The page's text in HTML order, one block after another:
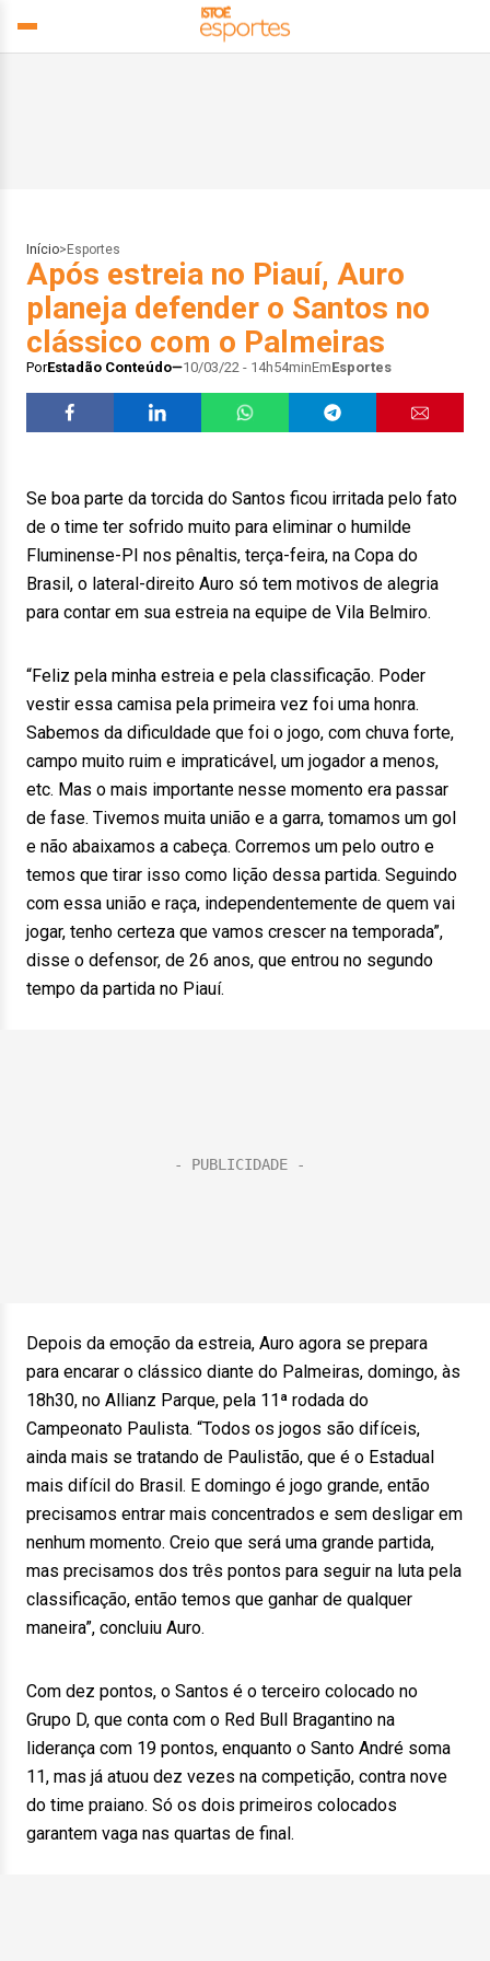
Início> Esportes
Após estreia no Piauí, Auro
planeja defender o Santos no
clássico com o Palmeiras
PorEstadão Conteúdo 10/03/22 - 14h54minEmEsportes
Se boa parte da torcida do Santos ficou irritada pelo fato
de o time ter sofrido muito para eliminar o humilde
Fluminense-PI nos pênaltis, terça-feira, na Copa do
Brasil, o lateral-direito Auro só tem motivos de alegria
para contar em sua estreia na equipe de Vila Belmiro.
“Feliz pela minha estreia e pela classificação. Poder
vestir essa camisa pela primeira vez foi uma honra.
Sabemos da dificuldade que foi o jogo, com chuva forte,
campo muito ruim e impraticável, um jogador a menos,
etc. Mas o mais importante nesse momento era passar
de fase. Tivemos muita união e a garra, tomamos um gol
e não abaixamos a cabeça. Corremos um pelo outro e
temos que tirar isso como lição dessa partida. Seguindo
com essa união e raça, independentemente de quem vai
jogar, tenho certeza que vamos crescer na temporada”,
disse o defensor, de 26 anos, que entrou no segundo
tempo da partida no Piauí.
Depois da emoção da estreia, Auro agora se prepara
para encarar o clássico diante do Palmeiras, domingo, às
18h30, no Allianz Parque, pela 11ª rodada do
Campeonato Paulista. “Todos os jogos são difíceis,
ainda mais se tratando de Paulistão, que é o Estadual
mais difícil do Brasil. E domingo é jogo grande, então
precisamos entrar mais concentrados e sem desligar em
nenhum momento. Creio que será uma grande partida,
mas precisamos dos três pontos para seguir na luta pela
classificação, então temos que ganhar de qualquer
maneira”, concluiu Auro.
Com dez pontos, o Santos é o terceiro colocado no
Grupo D, que conta com o Red Bull Bragantino na
liderança com 19 pontos, enquanto o Santo André soma
11, mas já atuou dez vezes na competição, contra nove
do time praiano. Só os dois primeiros colocados
garantem vaga nas quartas de final.